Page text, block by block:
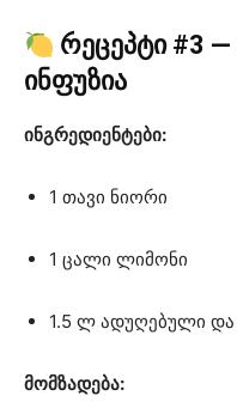
რეცეპტი #3
ინფუზია
ინგრედიენტები:
1 თავი ნიორი
1 ცალი ლიმონი
1.5 ლ ადუღებული
მომზადება: